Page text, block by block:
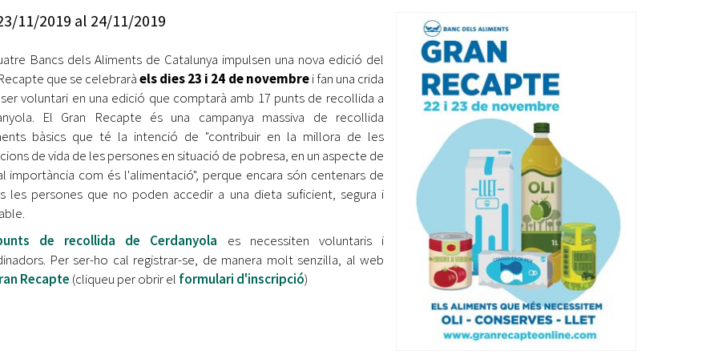
Ètica i Integritat
Retiment de Comptes
Accés a Informació Pública
Dades Obertes
Catàleg de Serveis i Tràmits
jove 2026
Cerdanyola opta a més de 5 milions d'euros del Pla de
Barris per transformar les Fontetes, Quatre Cantons i
l'entorn de l'avinguda Catalunya
El FIT presenta el cartell de la seva 16a edició i dona el
tret de sortida al festival
L’Ajuntament reparteix ulleres gratuïtes per veure
l'eclipsi solar
Entitats
Equipaments
Mercats Municipals
Webs Municipals
11/2019 al 24/11/2019
Bancs dels Aliments de Catalunya impulsen una nova edició del
que se celebraràels dies 23 i 24 de novembrei fan una crida
voluntari en una edició que comptarà amb 17 punts de recollida a
El Gran Recapte és una campanya massiva de recollida
bàsics que té la intenció de "contribuir en la millora de les
de vida de les persones en situació de pobresa, en un aspecte de
importància com és l'alimentació", perque encara són centenars de
les persones que no poden accedir a una dieta suficient, segura i
de recollida de Cerdanyola es necessiten voluntaris i
Per ser-ho cal registrar-se, de manera molt senzilla, al web
Recapte (cliqueu per obrir el formulari d'inscripció)